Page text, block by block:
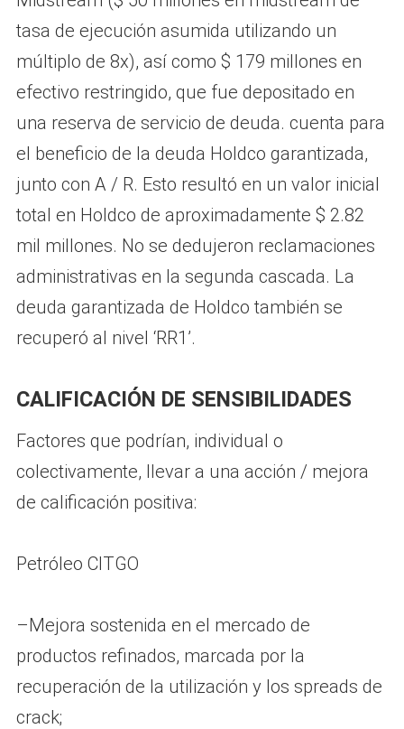
tasa de ejecución asumida utilizando un
múltiplo de 8x), así como $ 179 millones en
efectivo restringido, que fue depositado en
una reserva de servicio de deuda. cuenta para
el beneficio de la deuda Holdco garantizada,
junto con A / R. Esto resultó en un valor inicial
total en Holdco de aproximadamente $ 2.82
mil millones. No se dedujeron reclamaciones
administrativas en la segunda cascada. La
deuda garantizada de Holdco también se
recuperó al nivel ‘RR1’.
CALIFICACIÓN DE SENSIBILIDADES
Factores que podrían, individual o
colectivamente, llevar a una acción / mejora
de calificación positiva:
Petróleo CITGO
–Mejora sostenida en el mercado de
productos refinados, marcada por la
recuperación de la utilización y los spreads de
crack;